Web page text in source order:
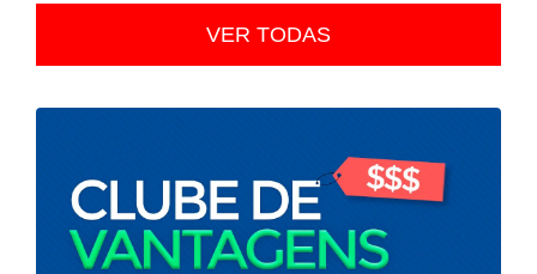
VER TODAS